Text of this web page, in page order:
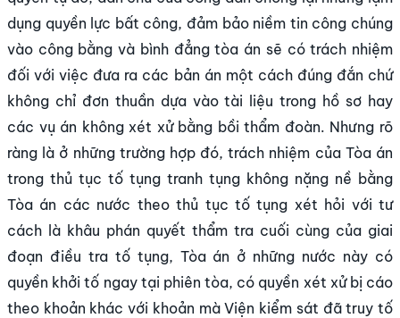
dụng quyền lực bất công, đảm bảo niềm tin công chúng
vào công bằng và bình đẳng tòa án sẽ có trách nhiệm
đối với việc đưa ra các bản án một cách đúng đắn chứ
không chỉ đơn thuần dựa vào tài liệu trong hồ sơ hay
các vụ án không xét xử bằng bồi thẩm đoàn. Nhưng rõ
ràng là ở những trường hợp đó, trách nhiệm của Tòa án
trong thủ tục tố tụng tranh tụng không nặng nề bằng
Tòa án các nước theo thủ tục tố tụng xét hỏi với tư
cách là khâu phán quyết thẩm tra cuối cùng của giai
đoạn điều tra tố tụng, Tòa án ở những nước này có
quyền khởi tố ngay tại phiên tòa, có quyền xét xử bị cáo
theo khoản khác với khoản mà Viện kiểm sát đã truy tố